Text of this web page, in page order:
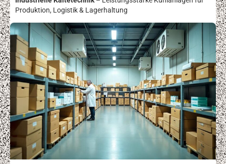
Produktion, Logistik & Lagerhaltung